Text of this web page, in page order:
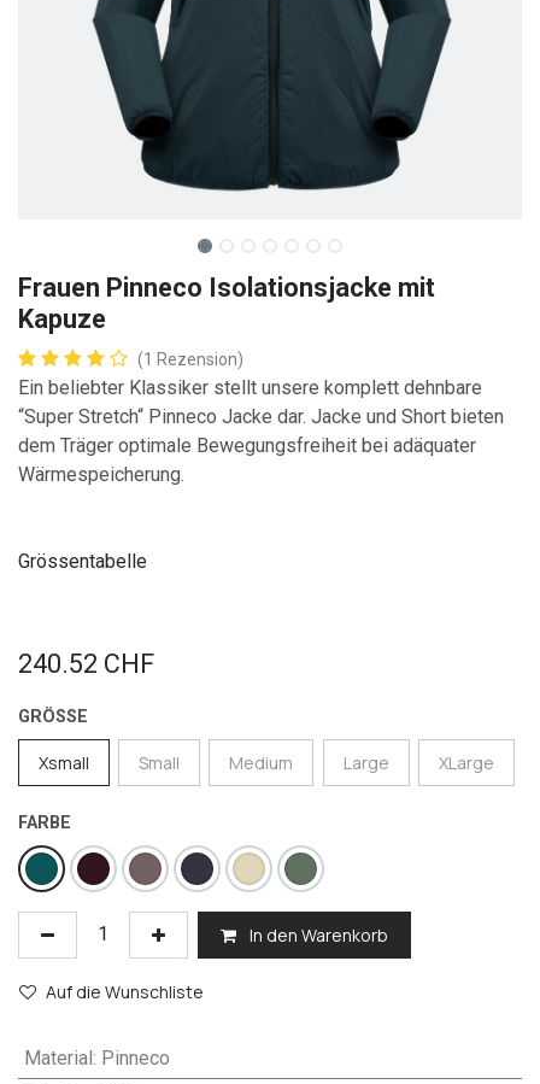
Frauen Pinneco Isolationsjacke mit
Kapuze
(1 Rezension)
Ein beliebter Klassiker stellt unsere komplett dehnbare
“Super Stretch“ Pinneco Jacke dar. Jacke und Short bieten
dem Träger optimale Bewegungsfreiheit bei adäquater
Wärmespeicherung.
Grössentabelle
240.52 CHF
GRÖSSE
Xsmall Small Medium Large XLarge
FARBE
In den Warenkorb
Auf die Wunschliste
Material: Pinneco